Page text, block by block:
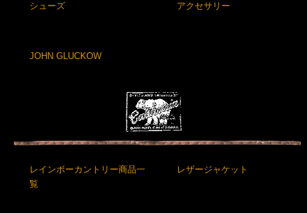
シューズ アクセサリー
JOHN GLUCKOW
レインボーカントリー商品一
覧
レザージャケット